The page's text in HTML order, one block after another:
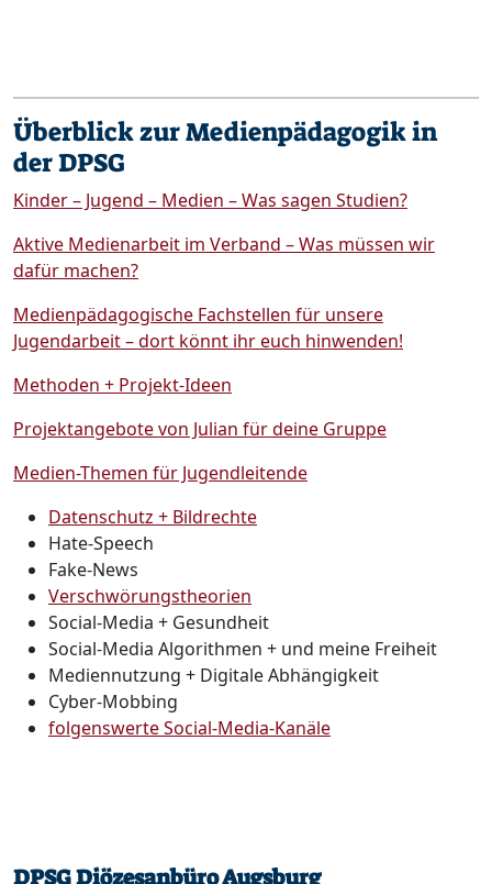
Überblick zur Medienpädagogik in
der DPSG
Kinder – Jugend – Medien – Was sagen Studien?
Aktive Medienarbeit im Verband – Was müssen wir
dafür machen?
Medienpädagogische Fachstellen für unsere
Jugendarbeit – dort könnt ihr euch hinwenden!
Methoden + Projekt-Ideen
Projektangebote von Julian für deine Gruppe
Medien-Themen für Jugendleitende
Datenschutz + Bildrechte
Hate-Speech
Fake-News
Verschwörungstheorien
Social-Media + Gesundheit
Social-Media Algorithmen + und meine Freiheit
Mediennutzung + Digitale Abhängigkeit
Cyber-Mobbing
folgenswerte Social-Media-Kanäle
DPSG Diözesanbüro Augsburg